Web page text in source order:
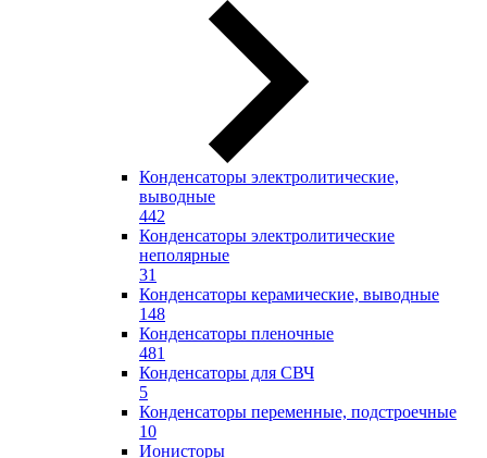
Конденсаторы электролитические,
выводные
442
Конденсаторы электролитические
неполярные
31
Конденсаторы керамические, выводные
148
Конденсаторы пленочные
481
Конденсаторы для СВЧ
5
Конденсаторы переменные, подстроечные
10
Ионисторы